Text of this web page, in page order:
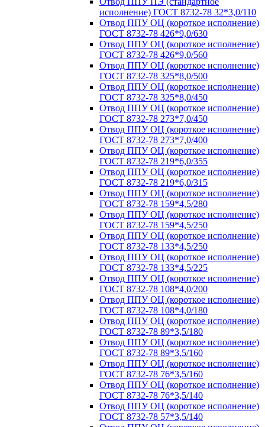
исполнение) ГОСТ 8732-78 32*3,0/110
Отвод ППУ ОЦ (короткое исполнение)
ГОСТ 8732-78 426*9,0/630
Отвод ППУ ОЦ (короткое исполнение)
ГОСТ 8732-78 426*9,0/560
Отвод ППУ ОЦ (короткое исполнение)
ГОСТ 8732-78 325*8,0/500
Отвод ППУ ОЦ (короткое исполнение)
ГОСТ 8732-78 325*8,0/450
Отвод ППУ ОЦ (короткое исполнение)
ГОСТ 8732-78 273*7,0/450
Отвод ППУ ОЦ (короткое исполнение)
ГОСТ 8732-78 273*7,0/400
Отвод ППУ ОЦ (короткое исполнение)
ГОСТ 8732-78 219*6,0/355
Отвод ППУ ОЦ (короткое исполнение)
ГОСТ 8732-78 219*6,0/315
Отвод ППУ ОЦ (короткое исполнение)
ГОСТ 8732-78 159*4,5/280
Отвод ППУ ОЦ (короткое исполнение)
ГОСТ 8732-78 159*4,5/250
Отвод ППУ ОЦ (короткое исполнение)
ГОСТ 8732-78 133*4,5/250
Отвод ППУ ОЦ (короткое исполнение)
ГОСТ 8732-78 133*4,5/225
Отвод ППУ ОЦ (короткое исполнение)
ГОСТ 8732-78 108*4,0/200
Отвод ППУ ОЦ (короткое исполнение)
ГОСТ 8732-78 108*4,0/180
Отвод ППУ ОЦ (короткое исполнение)
ГОСТ 8732-78 89*3,5/180
Отвод ППУ ОЦ (короткое исполнение)
ГОСТ 8732-78 89*3,5/160
Отвод ППУ ОЦ (короткое исполнение)
ГОСТ 8732-78 76*3,5/160
Отвод ППУ ОЦ (короткое исполнение)
ГОСТ 8732-78 76*3,5/140
Отвод ППУ ОЦ (короткое исполнение)
ГОСТ 8732-78 57*3,5/140